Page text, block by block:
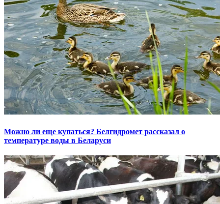
Можно ли еще купаться? Белгидромет рассказал о
температуре воды в Беларуси